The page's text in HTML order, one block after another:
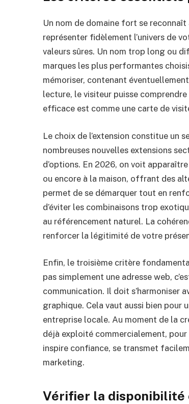
Un nom de domaine fort se
représenter fidèlement l’univers de
valeurs sûres. Un nom trop long ou
marques les plus performantes
mémoriser, contenant
lecture, le visiteur puisse
efficace est comme une carte de
Le choix de l’extension constitue un
nombreuses nouvelles extensions
d’options. En 2026, on voit
ou encore à la maison, offrant des
permet de se démarquer tout en
d’éviter les combinaisons trop
au référencement naturel. La
renforcer la légitimité de votre
Enfin, le troisième critère
pas simplement une adresse web,
communication. Il doit s’harmoniser
graphique. Cela vaut aussi bien pour
entreprise locale. Au moment de la
déjà exploité commercialement,
inspire confiance, se transmet
marketing.
Vérifier la disponibilité